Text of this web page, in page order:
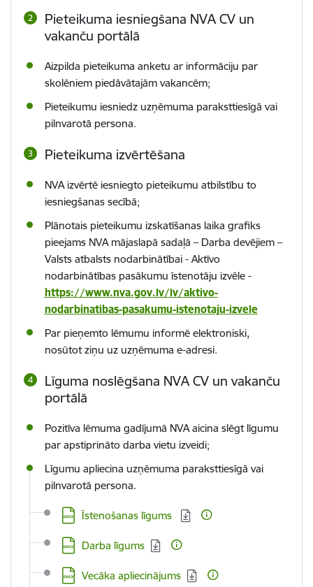
Pieteikuma iesniegšana NVA CV un
vakanču portālā
Aizpilda pieteikuma anketu ar informāciju par
skolēniem piedāvātajām vakancēm;
Pieteikumu iesniedz uzņēmuma paraksttiesīgā vai
pilnvarotā persona.
Pieteikuma izvērtēšana
NVA izvērtē iesniegto pieteikumu atbilstību to
iesniegšanas secībā;
Plānotais pieteikumu izskatīšanas laika grafiks
pieejams NVA mājaslapā sadaļā – Darba devējiem –
Valsts atbalsts nodarbinātībai -Aktīvo
nodarbinātības pasākumu īstenotāju izvēle -
https://www.nva.gov.lv/lv/aktivo-
nodarbinatibas-pasakumu-istenotaju-izvele
Par pieņemto lēmumu informē elektroniski,
nosūtot ziņu uz uzņēmuma e-adresi.
Līguma noslēgšana NVA CV un vakanču
portālā
Pozitīva lēmuma gadījumā NVA aicina slēgt līgumu
par apstiprināto darba vietu izveidi;
Līgumu apliecina uzņēmuma paraksttiesīgā vai
pilnvarotā persona.
Lejupielādēt:
Īstenošanas līgums
Lejupielādēt:
Darba līgums
Lejupielādēt:
Vecāka apliecinājums